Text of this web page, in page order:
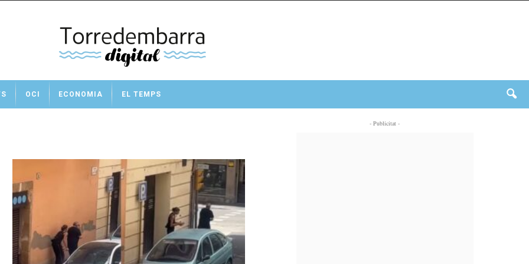
OCI ECONOMIA EL TEMPS
- Publicitat -